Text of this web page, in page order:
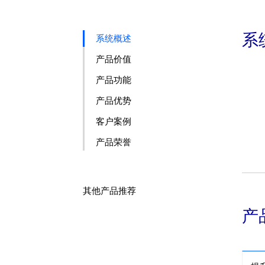
系
产
系统概述
产品价值
产品功能
产品优势
客户案例
产品荣誉
其他产品推荐